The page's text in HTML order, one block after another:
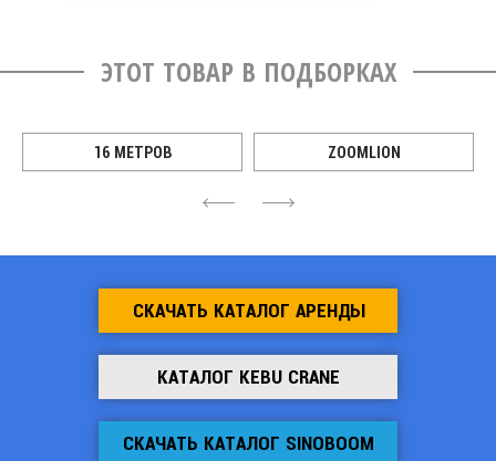
ЭТОТ ТОВАР В ПОДБОРКАХ
4
16 МЕТРОВ ZOOMLION
6
СКАЧАТЬ КАТАЛОГ АРЕНДЫ
КАТАЛОГ KEBU CRANE
СКАЧАТЬ КАТАЛОГ SINOBOOM